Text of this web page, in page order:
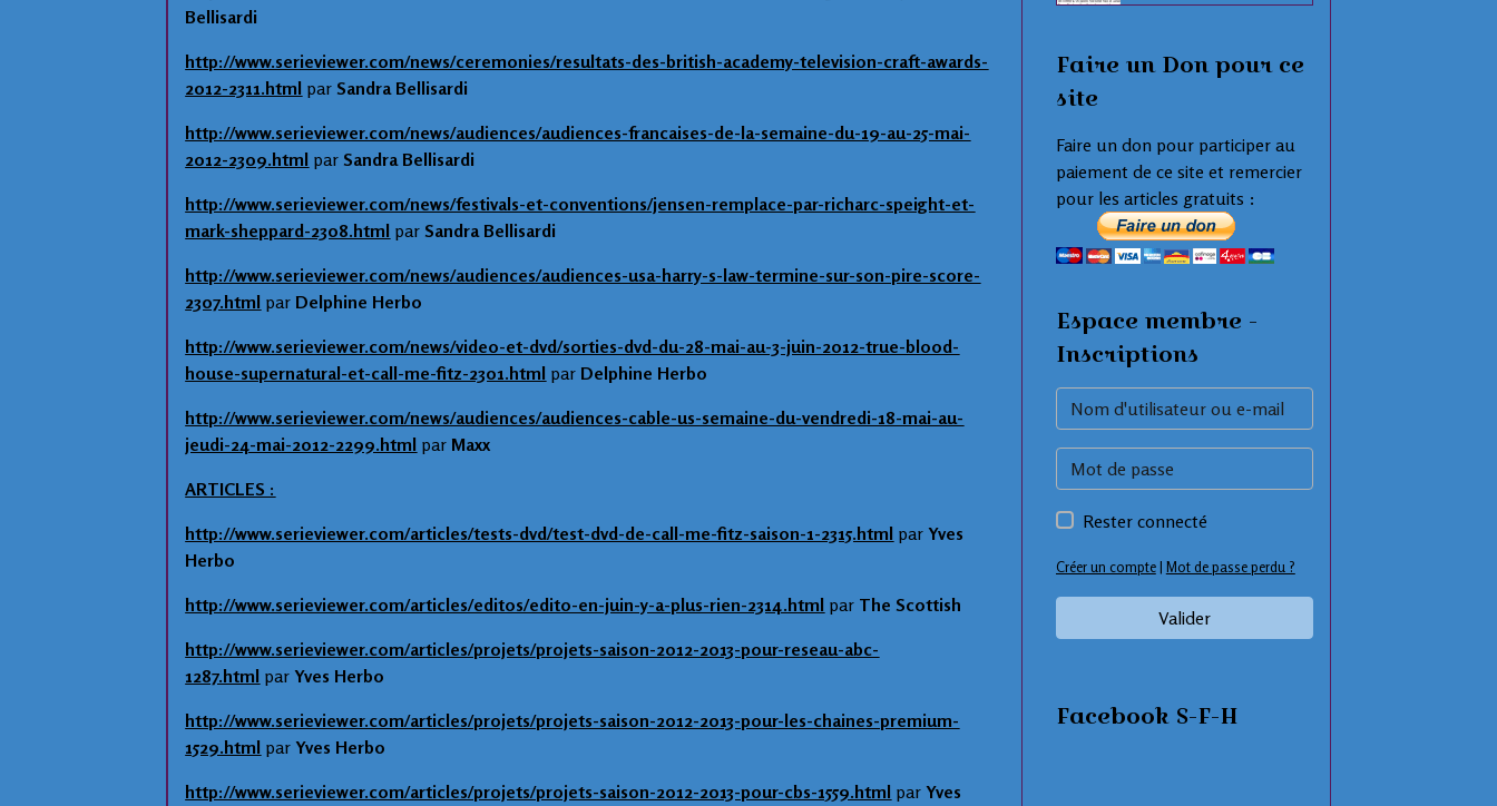
Bellisardi
http://www.serieviewer.com/news/ceremonies/resultats-des-british-academy-television-craft-awards-
2012-2311.html par Sandra Bellisardi
http://www.serieviewer.com/news/audiences/audiences-francaises-de-la-semaine-du-19-au-25-mai-
2012-2309.html par Sandra Bellisardi
http://www.serieviewer.com/news/festivals-et-conventions/jensen-remplace-par-richarc-speight-et-
mark-sheppard-2308.html par Sandra Bellisardi
http://www.serieviewer.com/news/audiences/audiences-usa-harry-s-law-termine-sur-son-pire-score-
2307.html par Delphine Herbo
http://www.serieviewer.com/news/video-et-dvd/sorties-dvd-du-28-mai-au-3-juin-2012-true-blood-
house-supernatural-et-call-me-fitz-2301.html par Delphine Herbo
http://www.serieviewer.com/news/audiences/audiences-cable-us-semaine-du-vendredi-18-mai-au-
jeudi-24-mai-2012-2299.html par Maxx
ARTICLES :
http://www.serieviewer.com/articles/tests-dvd/test-dvd-de-call-me-fitz-saison-1-2315.html parYves
Herbo
http://www.serieviewer.com/articles/editos/edito-en-juin-y-a-plus-rien-2314.html par The Scottish
http://www.serieviewer.com/articles/projets/projets-saison-2012-2013-pour-reseau-abc-
1287.html parYves Herbo
http://www.serieviewer.com/articles/projets/projets-saison-2012-2013-pour-les-chaines-premium-
1529.html parYves Herbo
http://www.serieviewer.com/articles/projets/projets-saison-2012-2013-pour-cbs-1559.html parYves
Faire un Don pour ce
site
Faire un don pour participer au
paiement de ce site et remercier
pour les articles gratuits :
Espace membre -
Inscriptions
Rester connecté
Créer un compte| Mot de passe perdu ?
Valider
Facebook S-F-H